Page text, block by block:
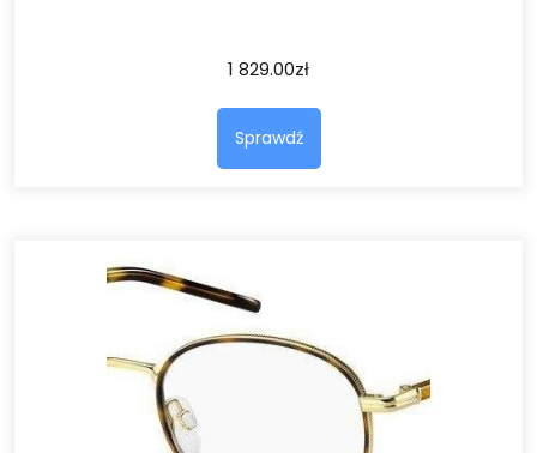
1 829.00zł
Sprawdź